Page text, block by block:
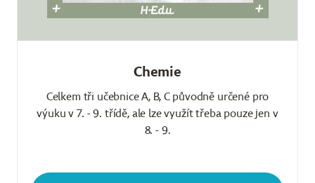
Chemie
Celkem tři učebnice A, B, C původně určené pro
výuku v 7. - 9. třídě, ale lze využít třeba pouze jen v
8. - 9.